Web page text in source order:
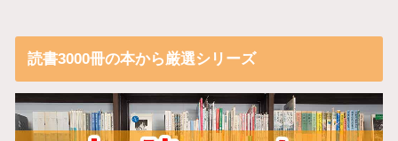
読書3000冊の本から厳選シリーズ